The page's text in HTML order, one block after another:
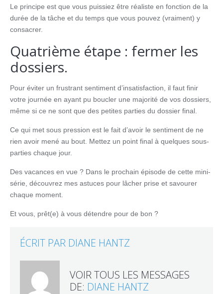
Le principe est que vous puissiez être réaliste en fonction de la
durée de la tâche et du temps que vous pouvez (vraiment) y
consacrer.
Quatrième étape : fermer les
dossiers.
Pour éviter un frustrant sentiment d’insatisfaction, il faut finir
votre journée en ayant pu boucler une majorité de vos dossiers,
même si ce ne sont que des petites parties du dossier final.
Ce qui met sous pression est le fait d’avoir le sentiment de ne
rien avoir mené au bout. Mettez un point final à quelques sous-
parties chaque jour.
Des vacances en vue ? Dans le prochain épisode de cette mini-
série, découvrez mes astuces pour lâcher prise et savourer
chaque moment.
Et vous, prêt(e) à vous détendre pour de bon ?
ÉCRIT PAR DIANE HANTZ
VOIR TOUS LES MESSAGES
DE: DIANE HANTZ